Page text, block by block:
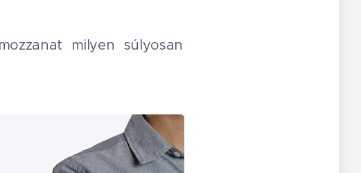
milyen súlyosan